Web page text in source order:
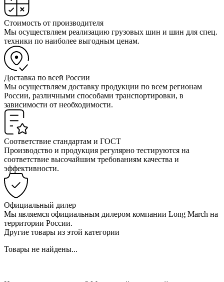
Стоимость от производителя
Мы осуществляем реализацию грузовых шин и шин для спец.
техники по наиболее выгодным ценам.
Доставка по всей России
Мы осуществляем доставку продукции по всем регионам
России, различными способами транспортировки, в
зависимости от необходимости.
Соответствие стандартам и ГОСТ
Производство и продукция регулярно тестируются на
соответствие высочайшим требованиям качества и
эффективности.
Официальный дилер
Мы являемся официальным дилером компании Long March на
территории России.
Другие товары из этой категории
Товары не найдены...